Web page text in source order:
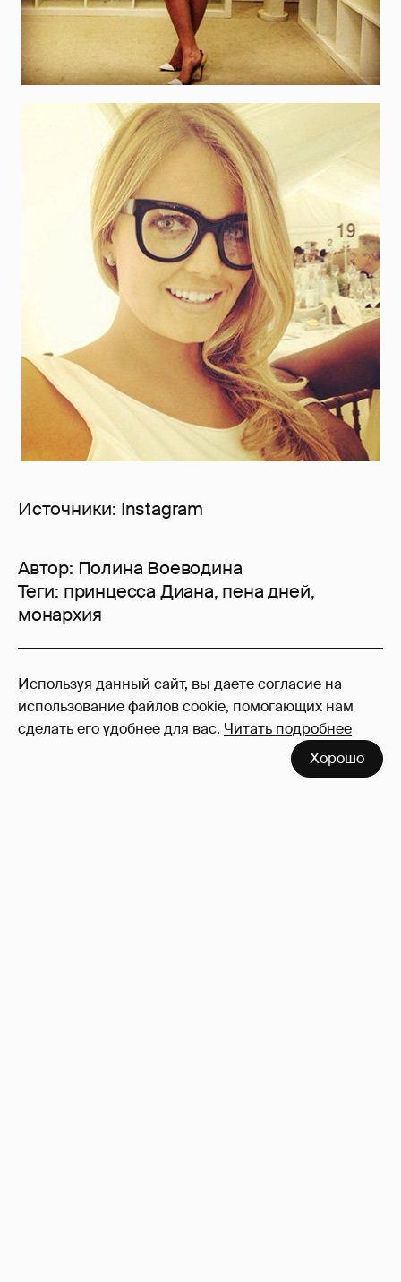
Используя данный сайт, вы даете согласие на
использование файлов cookie, помогающих нам
сделать его удобнее для вас. Читать подробнее
Хорошо
Источники: Instagram
Автор: Полина Воеводина
Теги: принцесса Диана, пена дней,
монархия
26
Войдите в аккаунт, чтобы читать и
оставлять комментарии